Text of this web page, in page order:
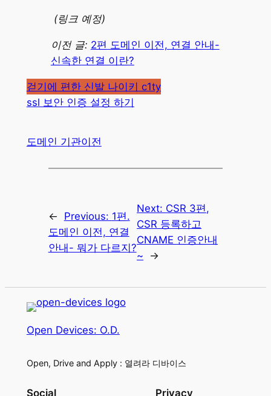
(링크 예정)
이전 글: 2편 도메인 이전, 연결 안내-
신속한 연결 이란?
걷기에 편한 신발 나이키 c1ty
ssl 보안 인증 설정 하기
도메인 기관이전
← Previous: 1편.
도메인 이전, 연결
안내- 뭐가 다르지?
Next: CSR 3편,
CSR 등록하고
CNAME 인증안내
~
→
Open Devices: O.D.
Open, Drive and Apply : 열려라 디바이스
Social Privacy